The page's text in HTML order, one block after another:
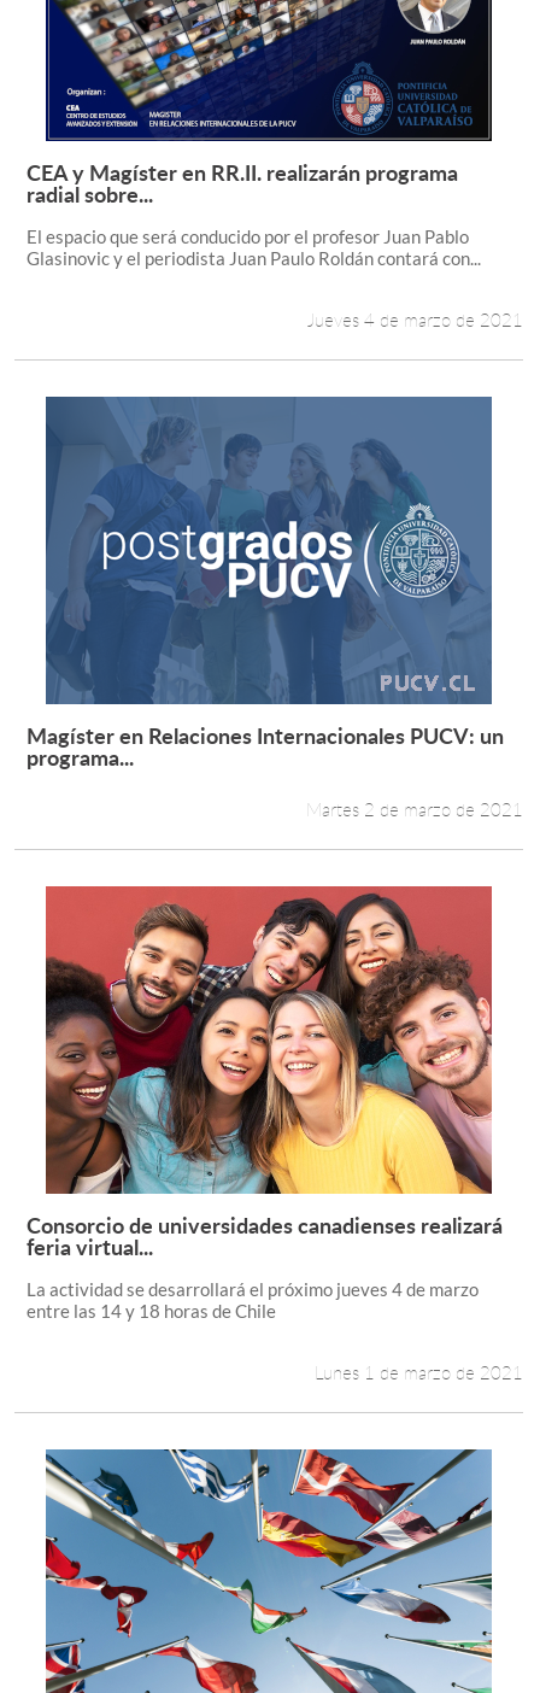
Leer más +
CEA y Magíster en RR.II. realizarán programa
radial sobre...
El espacio que será conducido por el profesor Juan Pablo
Glasinovic y el periodista Juan Paulo Roldán contará con...
Jueves 4 de marzo de 2021
Leer más +
Magíster en Relaciones Internacionales PUCV: un
programa...
Martes 2 de marzo de 2021
Leer más +
Consorcio de universidades canadienses realizará
feria virtual...
La actividad se desarrollará el próximo jueves 4 de marzo
entre las 14 y 18 horas de Chile
Lunes 1 de marzo de 2021